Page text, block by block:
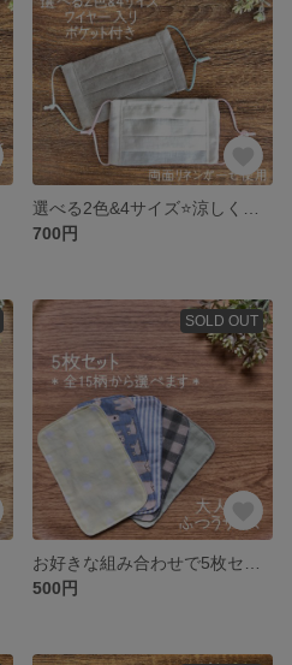
700円
SOLD OUT
500円